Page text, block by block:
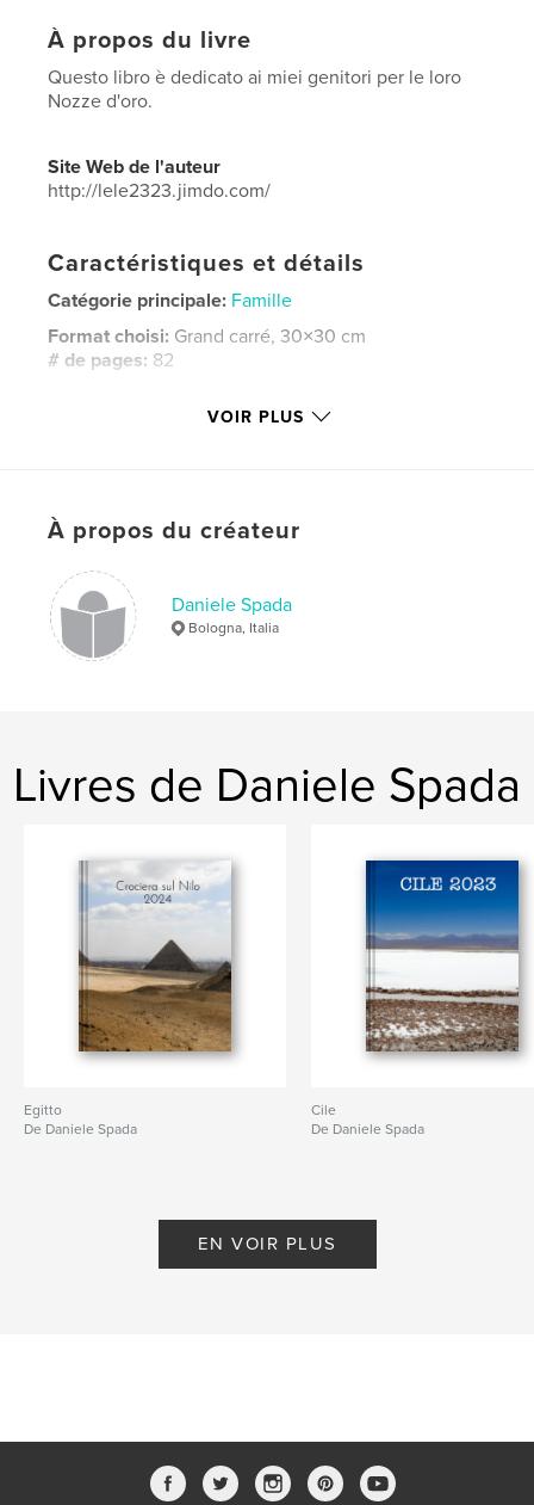
À propos du livre
Questo libro è dedicato ai miei genitori per le loro
Nozze d'oro.
Site Web de l'auteur
http://lele2323.jimdo.com/
Caractéristiques et détails
Catégorie principale: Famille
Format choisi: Grand carré, 30×30 cm
# de pages: 82
VOIR PLUS
À propos du créateur
Daniele Spada
Bologna, Italia
Livres de Daniele Spada
Egitto
De Daniele Spada
Cile
De Daniele Spada
EN VOIR PLUS